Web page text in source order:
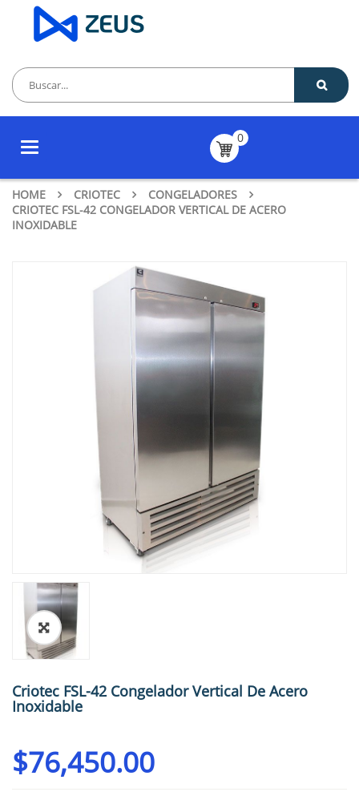
Toggle
0
HOME CRIOTEC
CONGELADORES
CRIOTEC FSL-42 CONGELADOR VERTICAL DE ACERO
INOXIDABLE
🔍
Criotec FSL-42 Congelador Vertical De Acero
Inoxidable
$76,450.00